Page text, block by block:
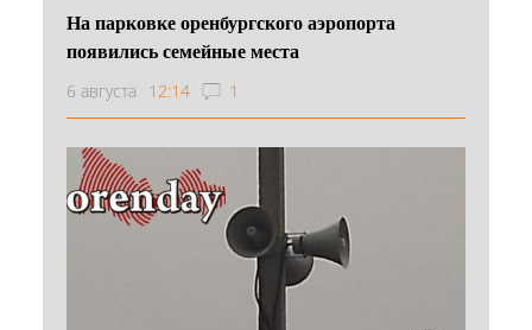
На парковке оренбургского аэропорта
появились семейные места
6 августа 12:14 1